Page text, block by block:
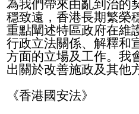
為我們帶來由亂到治的
穩致遠，香港長期繁榮
重點闡述特區政府在維
行政立法關係、解釋和
方面的立場及工作。我
出關於改善施政及其他
《香港國安法》